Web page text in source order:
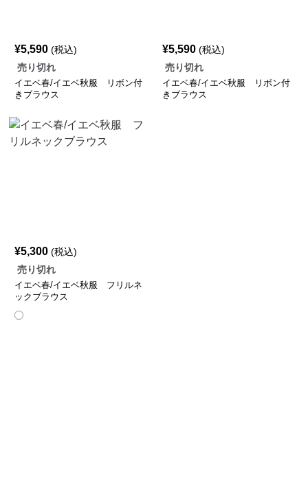
¥5,590 (税込)
売り切れ
イエベ春/イエベ秋服 リボン付
きブラウス
¥5,590 (税込)
売り切れ
イエベ春/イエベ秋服 リボン付
きブラウス
¥5,300 (税込)
売り切れ
イエベ春/イエベ秋服 フリルネ
ックブラウス